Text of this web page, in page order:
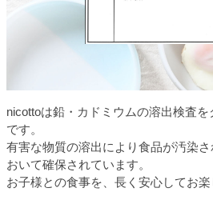
nicottoは鉛・カドミウムの溶出検査
です。
有害な物質の溶出により食品が汚染
おいて確保されています。
お子様との食事を、長く安心してお楽